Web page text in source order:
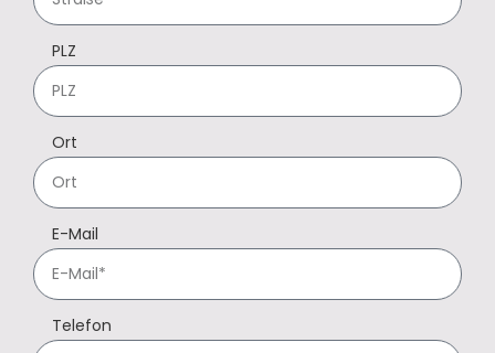
PLZ
Ort
E-Mail
Telefon